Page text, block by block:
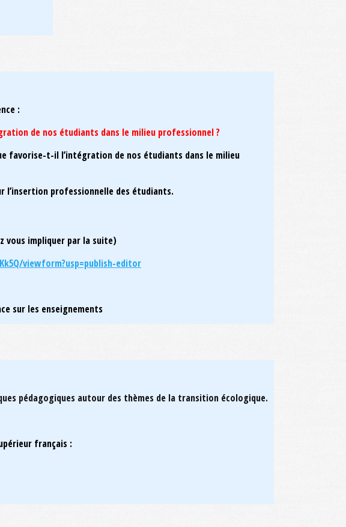
:
de nos étudiants dans le milieu professionnel ?
favorise-t-il l’intégration de nos étudiants dans le milieu
l’insertion professionnelle des étudiants.
vous impliquer par la suite)
viewform?usp=publish-editor
sur les enseignements
pédagogiques autour des thèmes de la transition écologique.
français :